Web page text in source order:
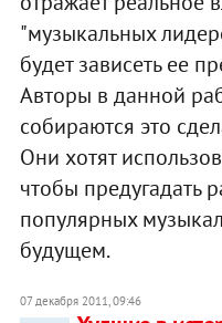
"музыкальных
будет зависеть ее
Авторы в данной
собираются это
Они хотят
чтобы предугадать
популярных
будущем.
07 декабря 2011, 09:46